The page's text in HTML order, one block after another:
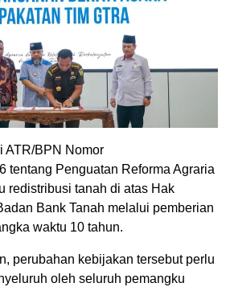
ATR/BPN Nomor
tentang Penguatan Reforma Agraria
redistribusi tanah di atas Hak
Bank Tanah melalui pemberian
waktu 10 tahun.
perubahan kebijakan tersebut perlu
oleh seluruh pemangku